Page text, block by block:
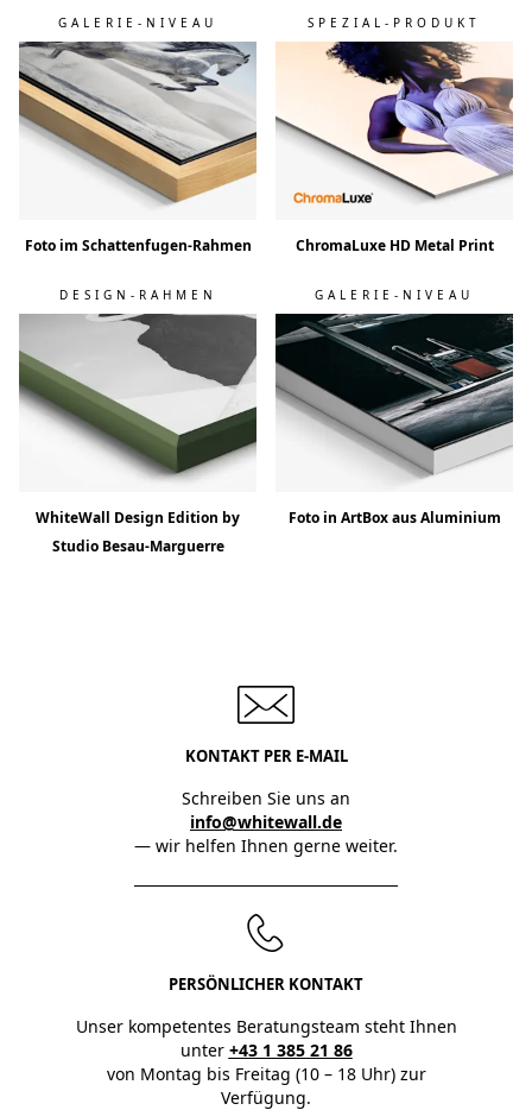
GALERIE-NIVEAU
Foto im Schattenfugen-Rahmen
SPEZIAL-PRODUKT
ChromaLuxe HD Metal Print
DESIGN-RAHMEN
WhiteWall Design Edition by
Studio Besau-Marguerre
GALERIE-NIVEAU
Foto in ArtBox aus Aluminium
KONTAKT PER E-MAIL
Schreiben Sie uns an
info@whitewall.de
— wir helfen Ihnen gerne weiter.
PERSÖNLICHER KONTAKT
Unser kompetentes Beratungsteam steht Ihnen
unter +43 1 385 21 86
von Montag bis Freitag (10 – 18 Uhr) zur
Verfügung.